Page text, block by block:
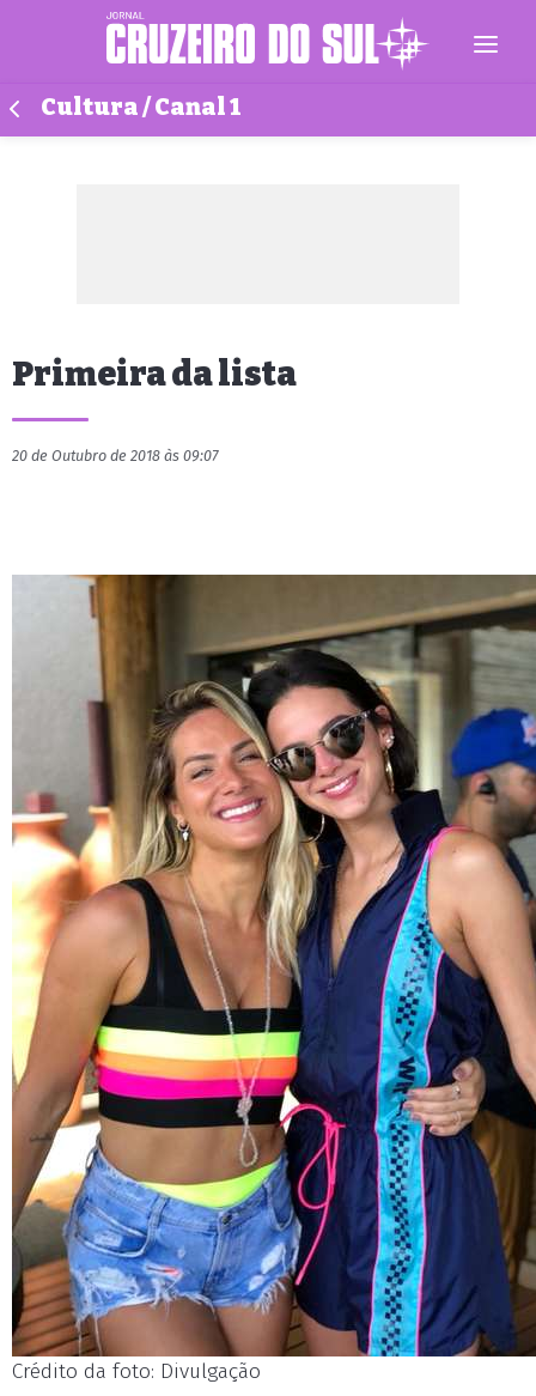
Cultura / Canal 1
Primeira da lista
20 de Outubro de 2018 às 09:07
Crédito da foto: Divulgação